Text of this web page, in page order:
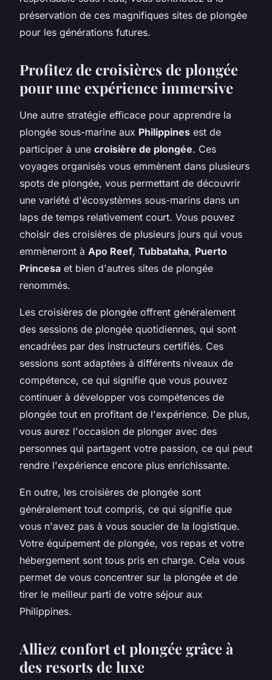
préservation de ces magnifiques sites de plongée
pour les générations futures.
Profitez de croisières de plongée
pour une expérience immersive
Une autre stratégie efficace pour apprendre la
plongée sous-marine aux Philippines est de
participer à une croisière de plongée. Ces
voyages organisés vous emmènent dans plusieurs
spots de plongée, vous permettant de découvrir
une variété d'écosystèmes sous-marins dans un
laps de temps relativement court. Vous pouvez
choisir des croisières de plusieurs jours qui vous
emmèneront à Apo Reef, Tubbataha, Puerto
Princesa et bien d'autres sites de plongée
renommés.
Les croisières de plongée offrent généralement
des sessions de plongée quotidiennes, qui sont
encadrées par des instructeurs certifiés. Ces
sessions sont adaptées à différents niveaux de
compétence, ce qui signifie que vous pouvez
continuer à développer vos compétences de
plongée tout en profitant de l'expérience. De plus,
vous aurez l'occasion de plonger avec des
personnes qui partagent votre passion, ce qui peut
rendre l'expérience encore plus enrichissante.
En outre, les croisières de plongée sont
généralement tout compris, ce qui signifie que
vous n'avez pas à vous soucier de la logistique.
Votre équipement de plongée, vos repas et votre
hébergement sont tous pris en charge. Cela vous
permet de vous concentrer sur la plongée et de
tirer le meilleur parti de votre séjour aux
Philippines.
Alliez confort et plongée grâce à
des resorts de luxe